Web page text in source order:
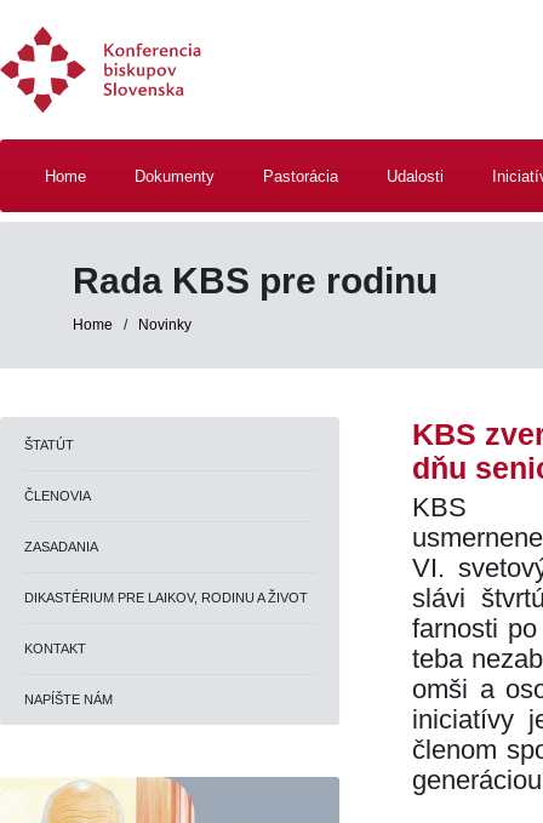
Home Dokumenty Pastorácia Udalosti
Rada KBS pre rodinu
Home / Novinky
ŠTATÚT
ČLENOVIA
ZASADANIA
DIKASTÉRIUM PRE LAIKOV, RODINU A ŽIVOT
KONTAKT
NAPÍŠTE NÁM
KBS
dňu
KBS
VI.
slávi
farnosti
teba
omši a
iniciatívy
členom